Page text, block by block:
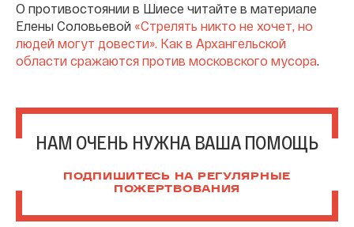
О противостоянии в Шиесе читайте в материале
Елены Соловьевой «Стрелять никто не хочет, но
людей могут довести». Как в Архангельской
области сражаются против московского мусора.
НАМ ОЧЕНЬ НУЖНА ВАША ПОМОЩЬ
ПОДПИШИТЕСЬ НА РЕГУЛЯРНЫЕ
ПОЖЕРТВОВАНИЯ